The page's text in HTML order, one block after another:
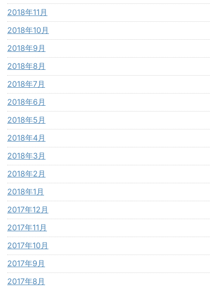
2018年11月
2018年10月
2018年9月
2018年8月
2018年7月
2018年6月
2018年5月
2018年4月
2018年3月
2018年2月
2018年1月
2017年12月
2017年11月
2017年10月
2017年9月
2017年8月